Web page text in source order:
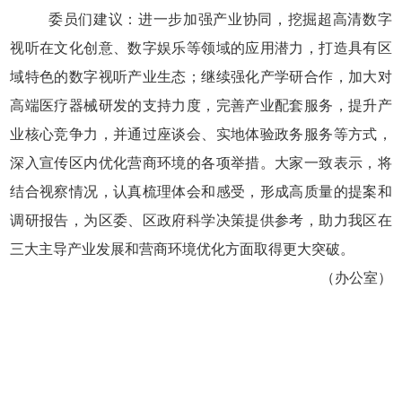
委员们建议：进一步加强产业协同，挖掘超高清数字
视听在文化创意、数字娱乐等领域的应用潜力，打造具有区
域特色的数字视听产业生态；继续强化产学研合作，加大对
高端医疗器械研发的支持力度，完善产业配套服务，提升产
业核心竞争力，并通过座谈会、实地体验政务服务等方式，
深入宣传区内优化营商环境的各项举措。大家一致表示，将
结合视察情况，认真梳理体会和感受，形成高质量的提案和
调研报告，为区委、区政府科学决策提供参考，助力我区在
三大主导产业发展和营商环境优化方面取得更大突破。
（办公室）